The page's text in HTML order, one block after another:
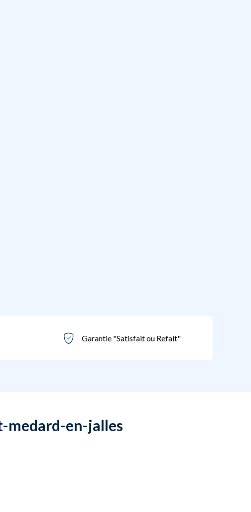
Garantie "Satisfait ou Refait"
medard-en-jalles